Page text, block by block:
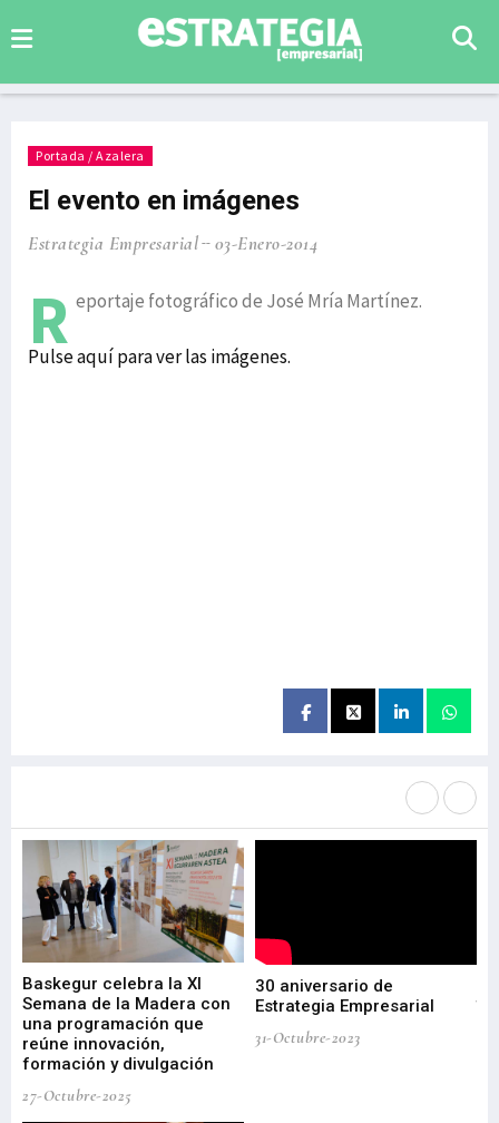
Portada / Azalera
El evento en imágenes
Estrategia Empresarial 03-Enero-2014
R eportaje fotográfico de José Mría Martínez.
Pulse aquí para ver las imágenes.
Baskegur celebra la XI
Semana de la Madera con
una programación que
reúne innovación,
formación y divulgación
27-Octubre-2025
30 aniversario de
Estrategia Empresarial
31-Octubre-2023